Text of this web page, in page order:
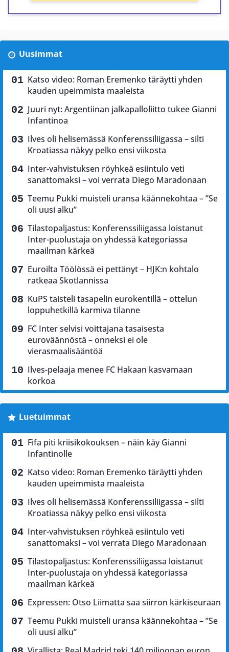
Uusimmat
Katso video: Roman Eremenko täräytti yhden
kauden upeimmista maaleista
Juuri nyt: Argentiinan jalkapalloliitto tukee Gianni
Infantinoa
Ilves oli helisemässä Konferenssiliigassa – silti
Kroatiassa näkyy pelko ensi viikosta
Inter-vahvistuksen röyhkeä esiintulo veti
sanattomaksi – voi verrata Diego Maradonaan
Teemu Pukki muisteli uransa käännekohtaa – ”Se
oli uusi alku”
Tilastopaljastus: Konferenssiliigassa loistanut
Inter-puolustaja on yhdessä kategoriassa
maailman kärkeä
Euroilta Töölössä ei pettänyt – HJK:n kohtalo
ratkeaa Skotlannissa
KuPS taisteli tasapelin eurokentillä – ottelun
loppuhetkillä karmiva tilanne
FC Inter selvisi voittajana tasaisesta
euroväännöstä – onneksi ei ole
vierasmaalisääntöä
Ilves-pelaaja menee FC Hakaan kasvamaan
korkoa
Luetuimmat
Fifa piti kriisikokouksen – näin käy Gianni
Infantinolle
Katso video: Roman Eremenko täräytti yhden
kauden upeimmista maaleista
Ilves oli helisemässä Konferenssiliigassa – silti
Kroatiassa näkyy pelko ensi viikosta
Inter-vahvistuksen röyhkeä esiintulo veti
sanattomaksi – voi verrata Diego Maradonaan
Tilastopaljastus: Konferenssiliigassa loistanut
Inter-puolustaja on yhdessä kategoriassa
maailman kärkeä
Expressen: Otso Liimatta saa siirron kärkiseuraan
Teemu Pukki muisteli uransa käännekohtaa – ”Se
oli uusi alku”